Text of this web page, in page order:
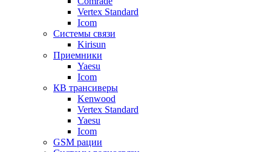
Vertex Standard
Icom
Системы связи
Kirisun
Приемники
Yaesu
Icom
КВ трансиверы
Kenwood
Vertex Standard
Yaesu
Icom
GSM рации